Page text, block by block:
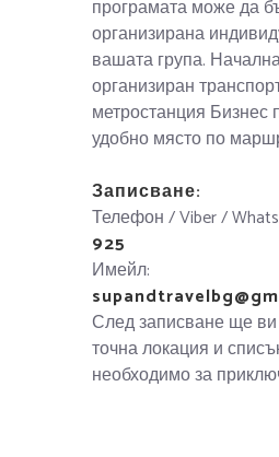
програмата може да
организирана
вашата група.
организиран
метростанция Бизнес
удобно място по
Записване:
Телефон / Viber /
925
Имейл:
След записване ще
точна локация и
необходимо за